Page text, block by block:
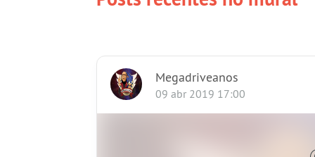
Megadriveanos
09 abr 2019 17:00